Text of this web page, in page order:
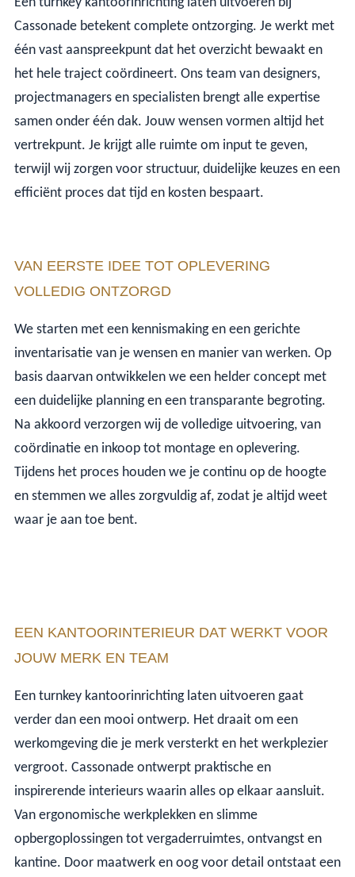
Cassonade betekent complete ontzorging. Je werkt met
één vast aanspreekpunt dat het overzicht bewaakt en
het hele traject coördineert. Ons team van designers,
projectmanagers en specialisten brengt alle expertise
samen onder één dak. Jouw wensen vormen altijd het
vertrekpunt. Je krijgt alle ruimte om input te geven,
terwijl wij zorgen voor structuur, duidelijke keuzes en een
efficiënt proces dat tijd en kosten bespaart.
VAN EERSTE IDEE TOT OPLEVERING
VOLLEDIG ONTZORGD
We starten met een kennismaking en een gerichte
inventarisatie van je wensen en manier van werken. Op
basis daarvan ontwikkelen we een helder concept met
een duidelijke planning en een transparante begroting.
Na akkoord verzorgen wij de volledige uitvoering, van
coördinatie en inkoop tot montage en oplevering.
Tijdens het proces houden we je continu op de hoogte
en stemmen we alles zorgvuldig af, zodat je altijd weet
waar je aan toe bent.
EEN KANTOORINTERIEUR DAT WERKT VOOR
JOUW MERK EN TEAM
Een turnkey kantoorinrichting laten uitvoeren gaat
verder dan een mooi ontwerp. Het draait om een
werkomgeving die je merk versterkt en het werkplezier
vergroot. Cassonade ontwerpt praktische en
inspirerende interieurs waarin alles op elkaar aansluit.
Van ergonomische werkplekken en slimme
opbergoplossingen tot vergaderruimtes, ontvangst en
kantine. Door maatwerk en oog voor detail ontstaat een